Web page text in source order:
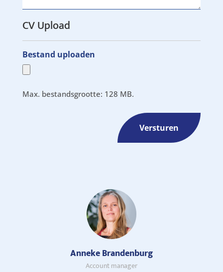
CV Upload
Bestand uploaden
Max. bestandsgrootte: 128 MB.
Anneke Brandenburg
Account manager